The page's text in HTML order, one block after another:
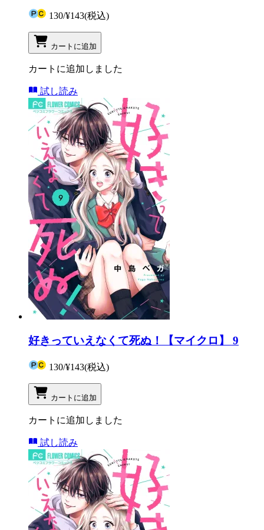
130/¥143(税込)
カートに追加
カートに追加しました
試し読み
好きっていえなくて死ぬ！【マイクロ】 9
130/¥143(税込)
カートに追加
カートに追加しました
試し読み